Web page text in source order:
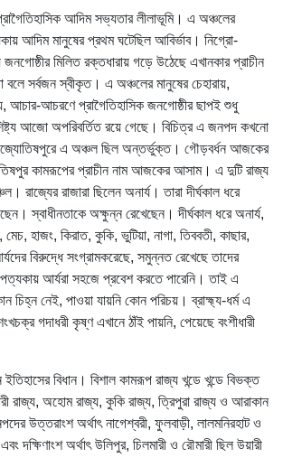
আদিম সভ্যতার লীলাভূমি। এ অঞ্চলের
আদিম মানুষের প্রথম ঘটেছিল আবির্ভাব। নিগ্রো-
জনগোষ্ঠীর মিলিত রক্তধারায় গড়ে উঠেছে এখানকার প্রাচীন
বলে সর্বজন স্বীকৃত। এ অঞ্চলের মানুষের চেহারায়,
আচরণে প্রাগৈতিহাসিক জনগোষ্ঠীর ছাপই শুধু
আজো অপরিবর্তিত রয়ে গেছে। বিচিত্র এ জনপদ কখনো
এ অঞ্চল ছিল অন্তর্ভুক্ত। গৌড়বর্ধন আজকের
কামরূপের প্রাচীন নাম আজকের আসাম। এ দুটি রাজ্য
রাজ্যের রাজারা ছিলেন অনার্য। তারা দীর্ঘকাল ধরে
স্বাধীনতাকে অক্ষুন্ন রেখেছেন। দীর্ঘকাল ধরে অনার্য,
হাজং, কিরাত, কুকি, ভুটিয়া, নাগা, তিববতী, কাছার,
বিরুদ্ধে সংগ্রামকরেছে, সমুন্নত রেখেছে তাদের
আর্যরা সহজে প্রবেশ করতে পারেনি। তাই এ
চিহ্ন নেই, পাওয়া যায়নি কোন পরিচয়। ব্রাহ্ম্য-ধর্ম এ
গদাধরী কৃষ্ণ এখানে ঠাঁই পায়নি, পেয়েছে বংশীধারী
বিধান। বিশাল কামরূপ রাজ্য খন্ডে খন্ডে বিভক্ত
রাজ্য, অহোম রাজ্য, কুকি রাজ্য, ত্রিপুরা রাজ্য ও আরাকান
উত্তরাংশ অর্থাৎ নাগেশ্বরী, ফুলবাড়ী, লালমনিরহাট ও
দক্ষিণাংশ অর্থাৎ উলিপুর, চিলমারী ও রৌমারী ছিল উয়ারী